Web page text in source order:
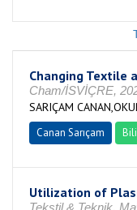
Changing Textile
Cham/İSVİÇRE,
SARIÇAM
Canan Sarıçam
Utilization of
Tekstil & Teknik,